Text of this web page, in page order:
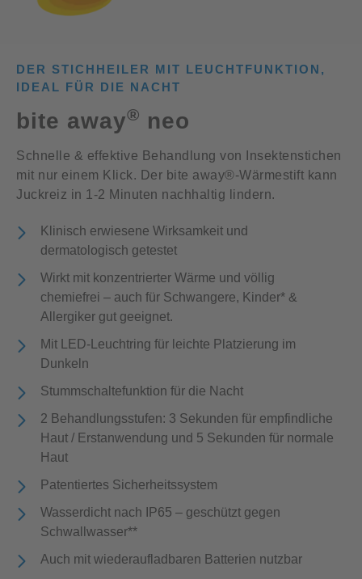
DER STICHHEILER MIT LEUCHTFUNKTION,
IDEAL FÜR DIE NACHT
bite away® neo
Schnelle & effektive Behandlung von Insektenstichen
mit nur einem Klick. Der bite away®-Wärmestift kann
Juckreiz in 1-2 Minuten nachhaltig lindern.
Klinisch erwiesene Wirksamkeit und
dermatologisch getestet
Wirkt mit konzentrierter Wärme und völlig
chemiefrei – auch für Schwangere, Kinder* &
Allergiker gut geeignet.
Mit LED-Leuchtring für leichte Platzierung im
Dunkeln
Stummschaltefunktion für die Nacht
2 Behandlungsstufen: 3 Sekunden für empfindliche
Haut / Erstanwendung und 5 Sekunden für normale
Haut
Patentiertes Sicherheitssystem
Wasserdicht nach IP65 – geschützt gegen
Schwallwasser**
Auch mit wiederaufladbaren Batterien nutzbar